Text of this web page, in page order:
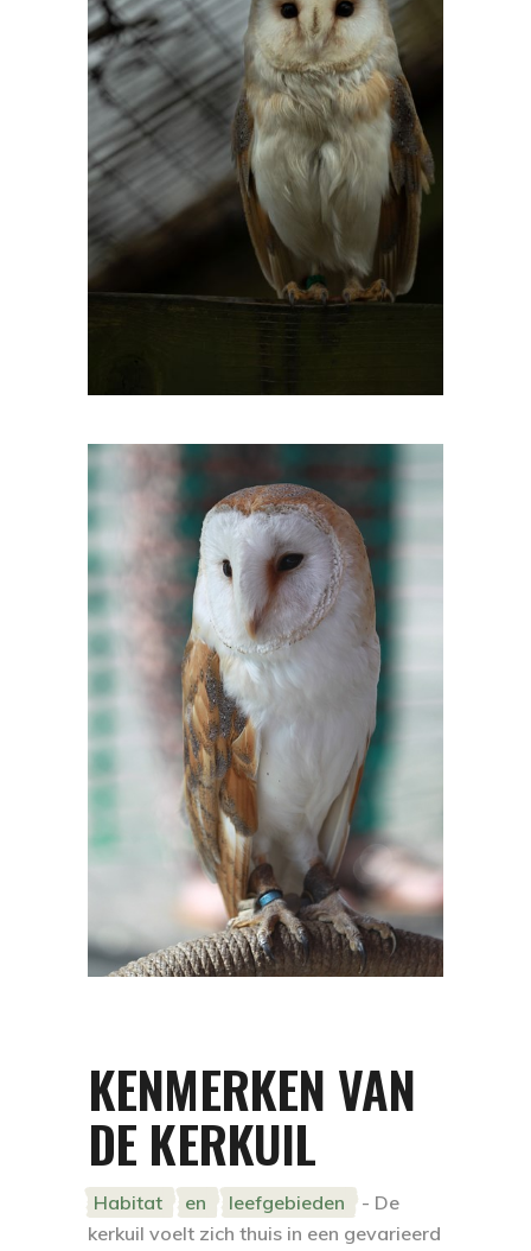
KENMERKEN VAN
DE KERKUIL
Habitat en leefgebieden - De
kerkuil voelt zich thuis in een gevarieerd